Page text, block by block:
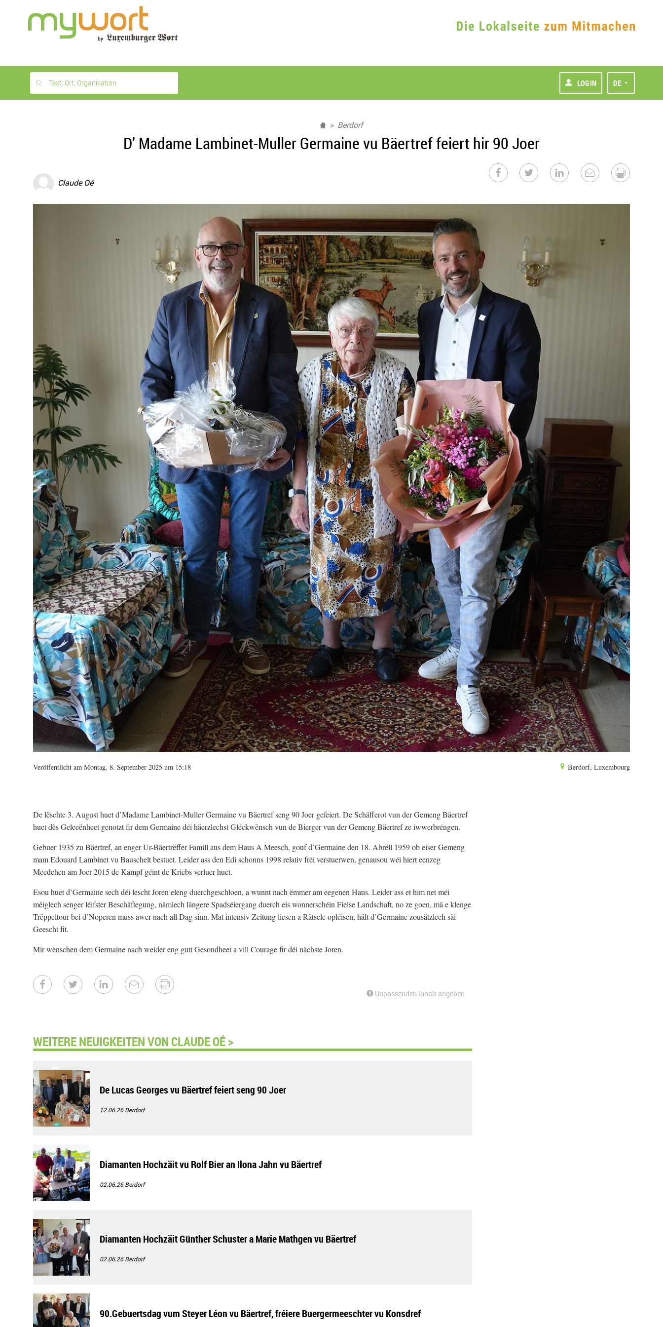
month
free
Text, Ort, Organisation LOGIN DE
Berdorf
D’ Madame Lambinet-Muller Germaine vu Bäertref feiert hir 90 Joer
Claude Oé
Veröffentlicht am Montag, 8. September 2025 um 15:18 Berdorf, Luxembourg
De lëschte 3. August huet d’Madame Lambinet-Muller Germaine vu Bäertref seng 90 Joer gefeiert. De Schäfferot vun der Gemeng Bäertref
huet dës Geleeënheet genotzt fir dem Germaine déi häerzlechst Gléckwënsch vun de Bierger vun der Gemeng Bäertref ze iwwerbréngen.
Gebuer 1935 zu Bäertref, an enger Ur-Bäertrëffer Famill aus dem Haus A Meesch, gouf d’Germaine den 18. Abrëll 1959 ob eiser Gemeng
mam Edouard Lambinet vu Bauschelt bestuet. Leider ass den Edi schonns 1998 relativ fréi verstuerwen, genausou wéi hiert eenzeg
Meedchen am Joer 2015 de Kampf géint de Kriebs verluer huet.
Esou huet d’Germaine sech déi lescht Joren eleng duerchgeschloen, a wunnt nach ëmmer am eegenen Haus. Leider ass et him net méi
méiglech senger léifster Beschäftegung, nämlech längere Spadséiergang duerch eis wonnerschéin Fielse Landschaft, no ze goen, mä e klenge
Trëppeltour bei d’Noperen muss awer nach all Dag sinn. Mat intensiv Zeitung liesen a Rätsele opléisen, hält d’Germaine zousätzlech säi
Geescht fit.
Mir wënschen dem Germaine nach weider eng gutt Gesondheet a vill Courage fir déi nächste Joren.
Unpassenden Inhalt angeben
WEITERE NEUIGKEITEN VON CLAUDE OÉ >
De Lucas Georges vu Bäertref feiert seng 90 Joer
12.06.26Berdorf
Diamanten Hochzäit vu Rolf Bier an Ilona Jahn vu Bäertref
02.06.26Berdorf
Diamanten Hochzäit Günther Schuster a Marie Mathgen vu Bäertref
02.06.26Berdorf
90.Gebuertsdag vum Steyer Léon vu Bäertref, fréiere Buergermeeschter vu Konsdref